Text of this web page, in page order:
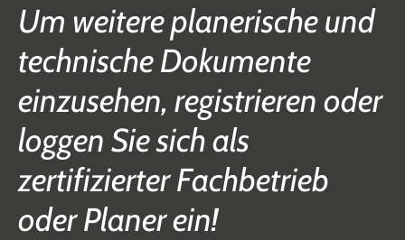
Um weitere planerische und
technische Dokumente
einzusehen, registrieren oder
loggen Sie sich als
zertifizierter Fachbetrieb
oder Planer ein!